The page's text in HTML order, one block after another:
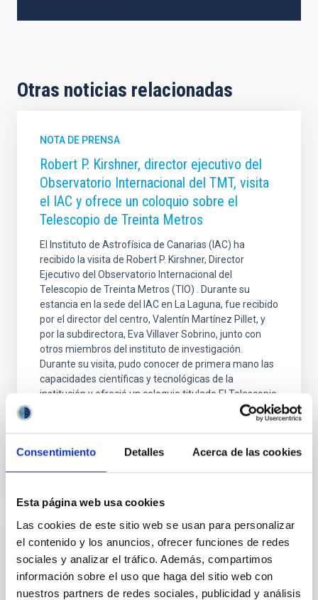
Consentimiento Detalles Acerca de las cookies
Esta página web usa cookies
Las cookies de este sitio web se usan para personalizar
el contenido y los anuncios, ofrecer funciones de redes
sociales y analizar el tráfico. Además, compartimos
información sobre el uso que haga del sitio web con
nuestros partners de redes sociales, publicidad y análisis
Otras noticias relacionadas
NOTA DE PRENSA
Robert P. Kirshner, director ejecutivo del
Observatorio Internacional del TMT, visita
el IAC y ofrece un coloquio sobre el
Telescopio de Treinta Metros
El Instituto de Astrofísica de Canarias (IAC) ha
recibido la visita de Robert P. Kirshner, Director
Ejecutivo del Observatorio Internacional del
Telescopio de Treinta Metros (TIO) . Durante su
estancia en la sede del IAC en La Laguna, fue recibido
por el director del centro, Valentín Martínez Pillet, y
por la subdirectora, Eva Villaver Sobrino, junto con
otros miembros del instituto de investigación.
Durante su visita, pudo conocer de primera mano las
capacidades científicas y tecnológicas de la
institución y ofreció un coloquio titulado El Telescopio
NOTA DE PRENSA
La Fundación Mujeres por África visita el
IAC en el marco del programa Ciencia por